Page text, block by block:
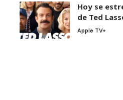
Hoy se
de Ted
Apple TV+